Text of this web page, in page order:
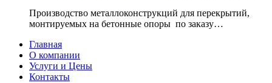
Производство металлоконструкций для перекрытий,
монтируемых на бетонные опоры по заказу…
Главная
О компании
Услуги и Цены
Контакты